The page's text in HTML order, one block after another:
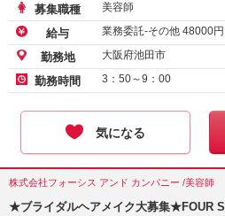
募集職種 美容師
給与 業務委託-その他 48000
勤務地 大阪府池田市
勤務時間 3：50～9：00
気になる
株式会社フォーシス アンド カンパニー /美容師
★ブライダルヘアメイク大募集★FOUR